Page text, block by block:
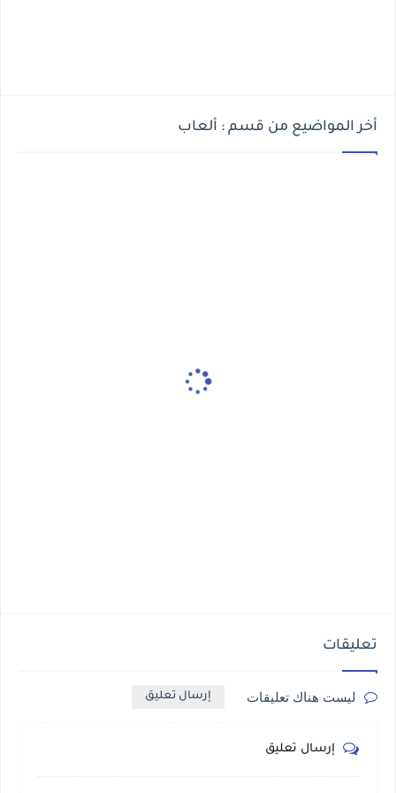
أخر المواضيع من قسم : ألعاب
تعليقات
ليست هناك تعليقات إرسال تعليق
إرسال تعليق